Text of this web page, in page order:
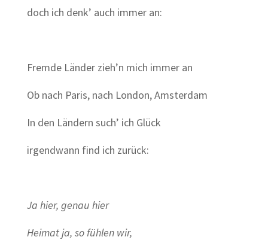
doch ich denk’ auch immer an:
Fremde Länder zieh’n mich immer an
Ob nach Paris, nach London, Amsterdam
In den Ländern such’ ich Glück
irgendwann find ich zurück:
Ja hier, genau hier
Heimat ja, so fühlen wir,